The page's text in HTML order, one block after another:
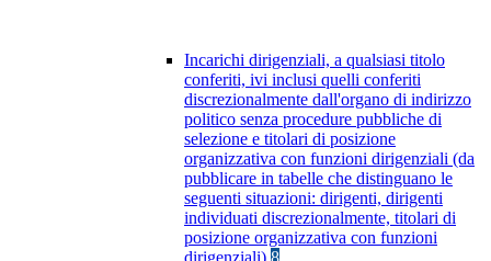
Incarichi dirigenziali, a qualsiasi titolo
conferiti, ivi inclusi quelli conferiti
discrezionalmente dall'organo di indirizzo
politico senza procedure pubbliche di
selezione e titolari di posizione
organizzativa con funzioni dirigenziali (da
pubblicare in tabelle che distinguano le
seguenti situazioni: dirigenti, dirigenti
individuati discrezionalmente, titolari di
posizione organizzativa con funzioni